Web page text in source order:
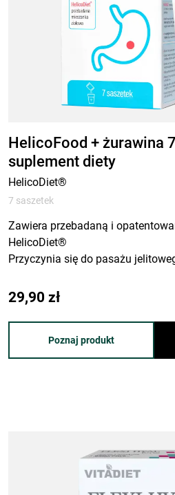
HelicoFood + żurawina
suplement diety
HelicoDiet®
7 saszetek
Zawiera przebadaną i
HelicoDiet®
Przyczynia się do pasażu
29,90 zł
Poznaj produkt